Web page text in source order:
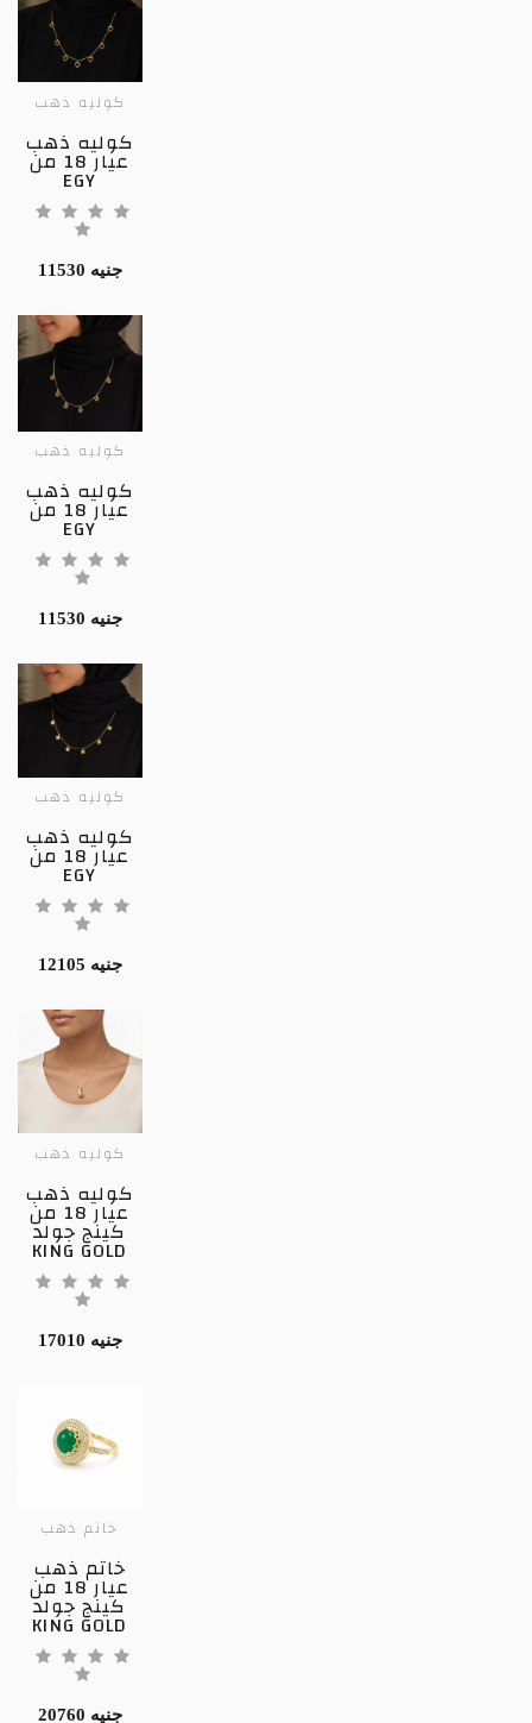
كوليه ذهب
كوليه ذهب
عيار 18 من
EGY
11530 جنيه
كوليه ذهب
كوليه ذهب
عيار 18 من
EGY
11530 جنيه
كوليه ذهب
كوليه ذهب
عيار 18 من
EGY
12105 جنيه
كوليه ذهب
كوليه ذهب
عيار 18 من
كينج جولد
KING GOLD
17010 جنيه
خاتم ذهب
خاتم ذهب
عيار 18 من
كينج جولد
KING GOLD
20760 جنيه